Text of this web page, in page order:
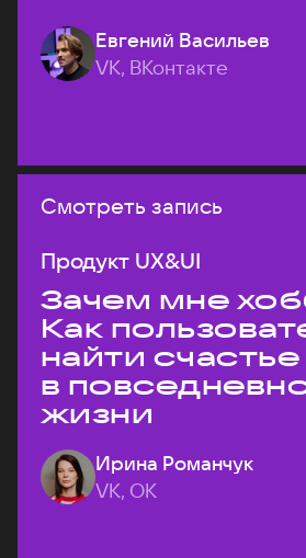
Евгений Васильев
VK, ВКонтакте
Смотреть запись
Продукт UX&UI
Зачем мне
Как
найти счастье
в
жизни
Ирина Романчук
VK, ОК